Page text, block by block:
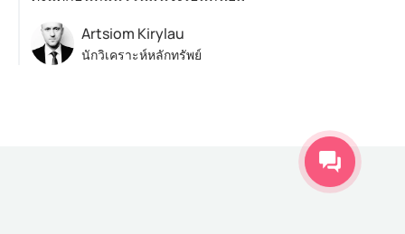
Artsiom Kirylau
นักวิเคราะห์หลักทรัพย์